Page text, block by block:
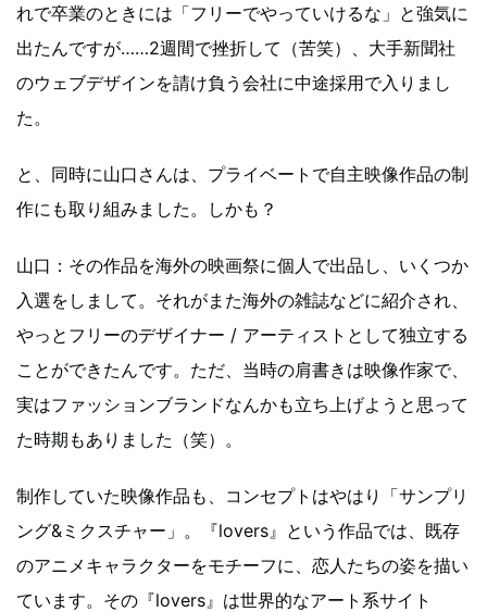
れで卒業のときには「フリーでやっていけるな」と強気に
出たんですが……2週間で挫折して（苦笑）、大手新聞社
のウェブデザインを請け負う会社に中途採用で入りまし
た。
と、同時に山口さんは、プライベートで自主映像作品の制
作にも取り組みました。しかも？
山口：その作品を海外の映画祭に個人で出品し、いくつか
入選をしまして。それがまた海外の雑誌などに紹介され、
やっとフリーのデザイナー / アーティストとして独立する
ことができたんです。ただ、当時の肩書きは映像作家で、
実はファッションブランドなんかも立ち上げようと思って
た時期もありました（笑）。
制作していた映像作品も、コンセプトはやはり「サンプリ
ング&ミクスチャー」。『lovers』という作品では、既存
のアニメキャラクターをモチーフに、恋人たちの姿を描い
ています。その『lovers』は世界的なアート系サイト